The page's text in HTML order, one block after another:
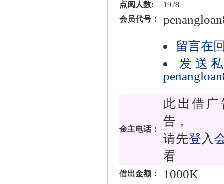
点阅人数:
1928
会员代号：
留言在
发送
金主电话：
此出借
告，
请先登入
看
借出金额： 1000K